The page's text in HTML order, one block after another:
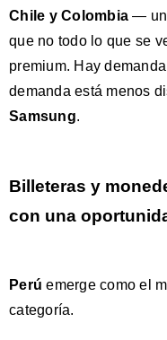
Chile y Colombia — un
que no todo lo que se
premium. Hay
demanda está menos
Samsung.
Billeteras y
con una
Perúemerge como el
categoría.